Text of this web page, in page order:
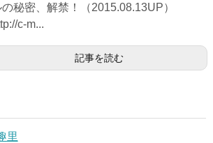
の秘密、解禁！（2015.08.13UP）
c-m...
記事を読む
里